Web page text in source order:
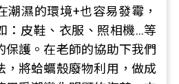
潮濕的環境+也容易發霉，
：皮鞋、衣服、照相機…等
保護。在老師的協助下我們
，將蛤蠣殼廢物利用，做成